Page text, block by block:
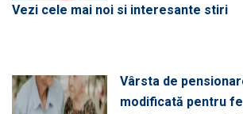
Vezi cele mai noi si interesante stiri
Vârsta de
modificată pentru